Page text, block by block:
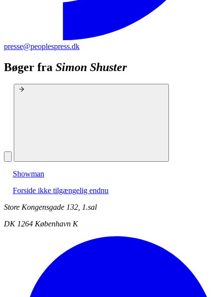
presse@peoplespress.dk
Bøger fra Simon Shuster
Showman
Forside ikke tilgængelig endnu
Store Kongensgade 132, 1.sal
DK 1264 København K